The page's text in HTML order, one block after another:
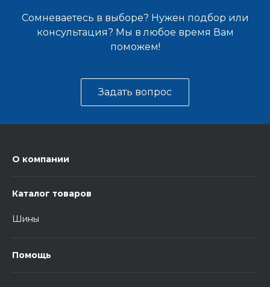
Сомневаетесь в выборе? Нужен подбор или
консультация? Мы в любое время Вам
поможем!
Задать вопрос
О компании
Каталог товаров
Шины
Помощь